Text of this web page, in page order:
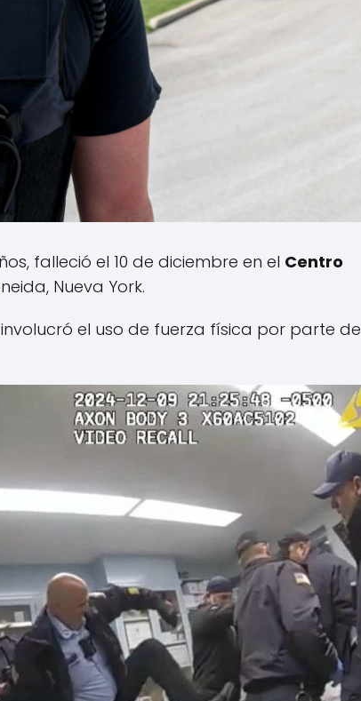
falleció el 10 de diciembre en el Centro
Nueva York.
el uso de fuerza física por parte de